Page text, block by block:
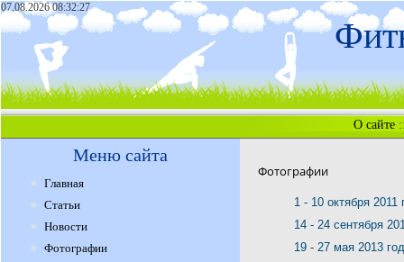
07.08.2026 08:32:27
О сайте
Меню сайта
Главная
Статьи
Новости
Фотографии
Фотографии
1 - 10 октября 2011
14 - 24 сентября
19 - 27 мая 2013